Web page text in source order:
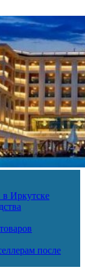
Иркутске
после